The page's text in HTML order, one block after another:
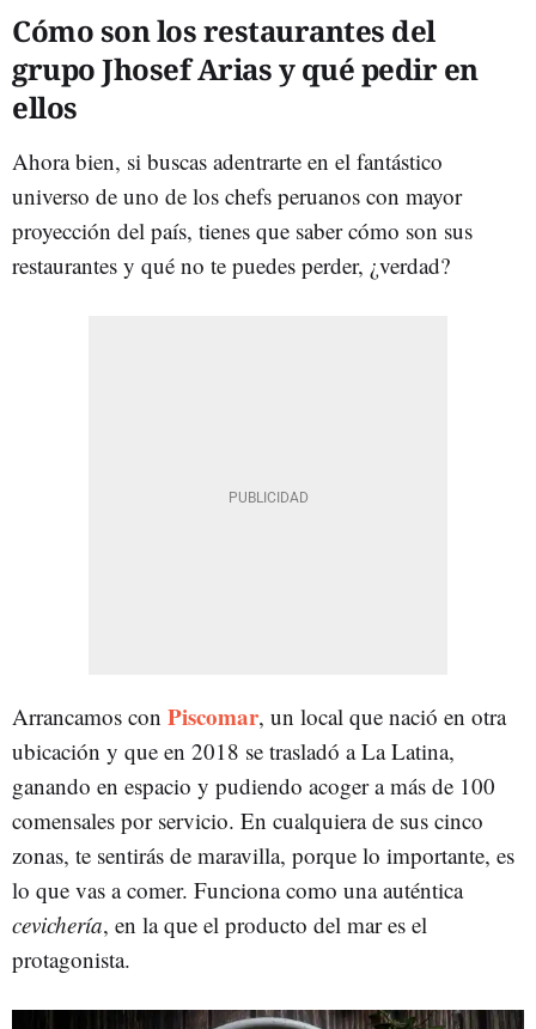
Cómo son los restaurantes del
grupo Jhosef Arias y qué pedir en
ellos
Ahora bien, si buscas adentrarte en el fantástico
universo de uno de los chefs peruanos con mayor
proyección del país, tienes que saber cómo son sus
restaurantes y qué no te puedes perder, ¿verdad?
Arrancamos con Piscomar, un local que nació en otra
ubicación y que en 2018 se trasladó a La Latina,
ganando en espacio y pudiendo acoger a más de 100
comensales por servicio. En cualquiera de sus cinco
zonas, te sentirás de maravilla, porque lo importante, es
lo que vas a comer. Funciona como una auténtica
cevichería, en la que el producto del mar es el
protagonista.